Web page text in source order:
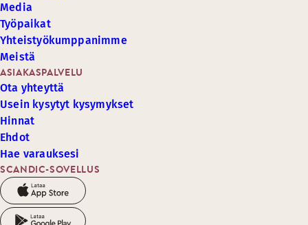
SCANDIC-SOVELLUS
ASIAKASPALVELU
Ota yhteyttä
Usein kysytyt kysymykset
Hinnat
Ehdot
Hae varauksesi
Media
Työpaikat
Yhteistyökumppanimme
Meistä